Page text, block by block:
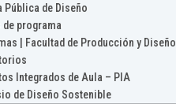
Pública de Diseño
de programa
| Facultad de Producción y Diseño
Integrados de Aula – PIA
de Diseño Sostenible